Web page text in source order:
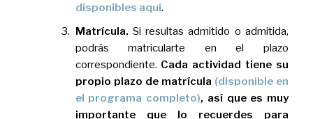
disponibles aquí.
Matrícula. Si resultas admitido o admitida,
podrás matricularte en el plazo
correspondiente. Cada actividad tiene su
propio plazo de matrícula (disponible en
el programa completo), así que es muy
importante que lo recuerdes para